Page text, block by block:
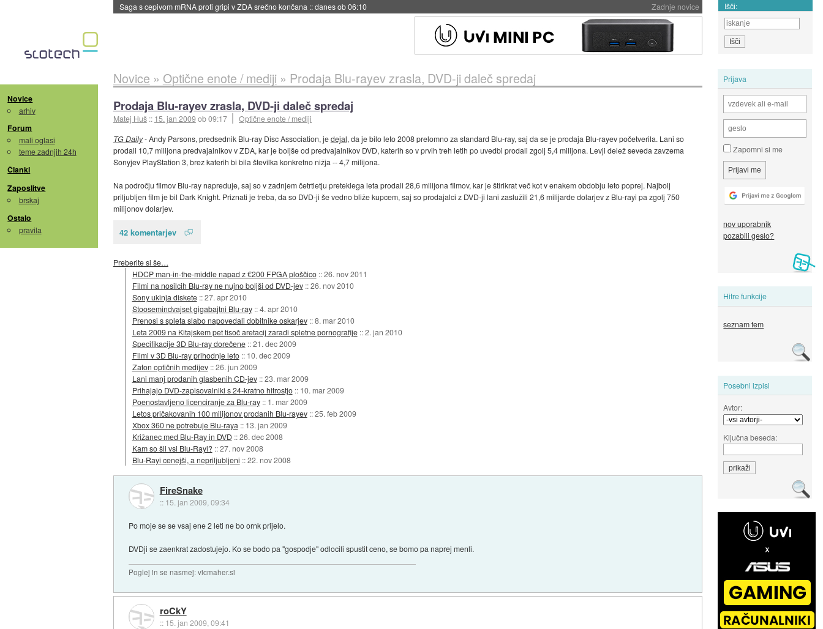
Zadnje novice
Saga s cepivom mRNA proti gripi v ZDA srečno končana ::danes ob 06:10 Išči:
Novice
arhiv
Forum
mali oglasi
teme zadnjih 24h
Članki
Zaposlitve
brskaj
Ostalo
pravila
Prijava
Zapomni si me
nov uporabnik
pozabili geslo?
Hitre funkcije
seznam tem
Posebni izpisi
Avtor:
Ključna beseda:
Novice » Optične enote / mediji » Prodaja Blu-rayev zrasla, DVD-ji daleč spredaj
Prodaja Blu-rayev zrasla, DVD-ji daleč spredaj
Matej Huš :: 15. jan 2009ob 09:17
Optične enote / mediji
TG Daily- Andy Parsons, predsednik Blu-ray Disc Association, jedejal, da je bilo leto 2008 prelomno za standard Blu-ray, saj da se je prodaja Blu-rayev početverila. Lani so
prodali 10,7 milijona predvajalnikov v ZDA, kar je boljše od predvajalnikov DVD, katerih so v prvih treh letih po uvedbi prodali zgolj 5,4 milijona. Levji delež seveda zavzema
Sonyjev PlayStation 3, brez katerih bi bila številka konkretno nižja -- 4,7 milijona.
Na področju filmov Blu-ray napreduje, saj so v zadnjem četrtletju preteklega leta prodali 28,6 milijona filmov, kar je štirikrat več kot v enakem obdobju leto poprej. Najbolj
priljubljen film je bil Dark Knight. Priznati je treba, da so DVD-ji še vedno bliže kupcem, saj so prodajalci z DVD-ji lani zaslužili 21,6 milijarde dolarjev z Blu-rayi pa zgolj 750
milijonov dolarjev.
42 komentarjev
Preberite si še…
HDCP man-in-the-middle napad z €200 FPGA ploščico ::26. nov 2011
Filmi na nosilcih Blu-ray ne nujno boljši od DVD-jev ::26. nov 2010
Sony ukinja diskete ::27. apr 2010
Stoosemindvajset gigabajtni Blu-ray ::4. apr 2010
Prenosi s spleta slabo napovedali dobitnike oskarjev ::8. mar 2010
Leta 2009 na Kitajskem pet tisoč aretacij zaradi spletne pornografije ::2. jan 2010
Specifikacije 3D Blu-ray dorečene ::21. dec 2009
Filmi v 3D Blu-ray prihodnje leto :: 10. dec 2009
Zaton optičnih medijev ::26. jun 2009
Lani manj prodanih glasbenih CD-jev ::23. mar 2009
Prihajajo DVD-zapisovalniki s 24-kratno hitrostjo :: 10. mar 2009
Poenostavljeno licenciranje za Blu-ray :: 1. mar 2009
Letos pričakovanih 100 milijonov prodanih Blu-rayev ::25. feb 2009
Xbox 360 ne potrebuje Blu-raya :: 13. jan 2009
Križanec med Blu-Ray in DVD ::26. dec 2008
Kam so šli vsi Blu-Rayi? ::27. nov 2008
Blu-Rayi cenejši, a nepriljubljeni ::22. nov 2008
FireSnake
:: 15. jan 2009, 09:34
Po moje se se vsaj ene 2 leti ne bo ornk prijelo.
DVDji se zaenkrat zadostujejo. Ko se bodo pa "gospodje" odlocili spustit ceno, se bomo pa naprej menli.
Poglej in se nasmej: vicmaher.si
roCkY
:: 15. jan 2009, 09:41